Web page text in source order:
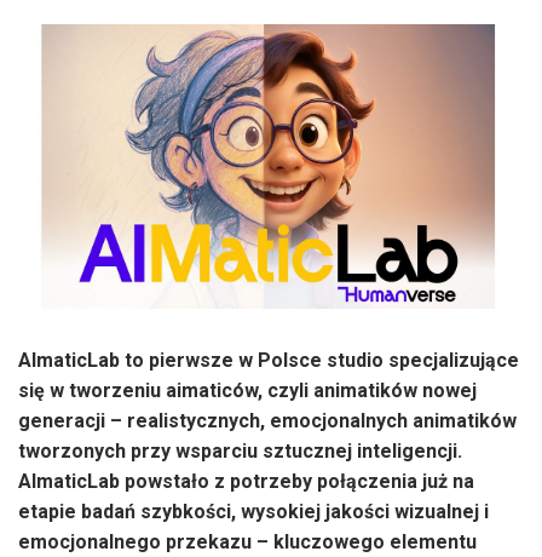
AImaticLab to pierwsze w Polsce studio specjalizujące
się w tworzeniu aimaticów, czyli animatików nowej
generacji – realistycznych, emocjonalnych animatików
tworzonych przy wsparciu sztucznej inteligencji.
AImaticLab powstało z potrzeby połączenia już na
etapie badań szybkości, wysokiej jakości wizualnej i
emocjonalnego przekazu – kluczowego elementu